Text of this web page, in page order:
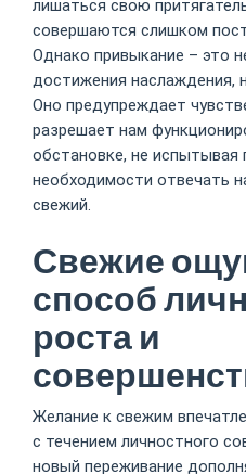
лишаться свою
совершаются слишком
Однако привыкание – это
достижения наслаждения,
Оно предупреждает
разрешает нам
обстановке, не испытывая
необходимости отвечать
свежий.
Свежие
способ
роста и
Желание к свежим
с течением личностного
новый переживание